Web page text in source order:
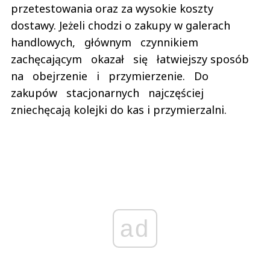
przetestowania oraz za wysokie koszty
dostawy. Jeżeli chodzi o zakupy w galerach
handlowych, głównym czynnikiem
zachęcającym okazał się łatwiejszy sposób
na obejrzenie i przymierzenie. Do
zakupów stacjonarnych najczęściej
zniechęcają kolejki do kas i przymierzalni.
ad